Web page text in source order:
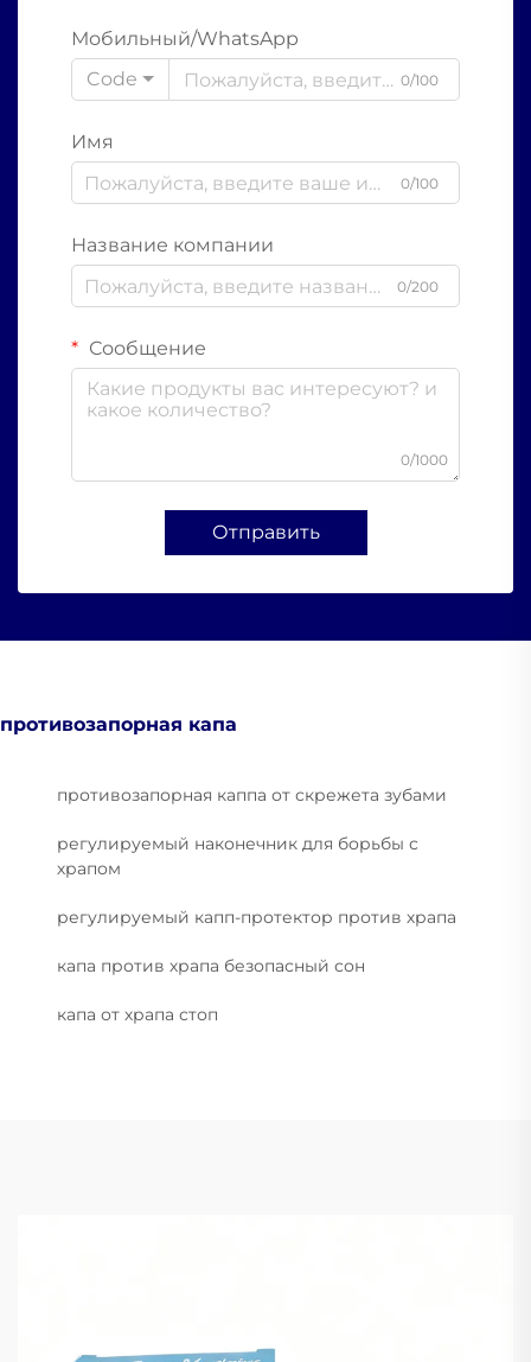
Мобильный/WhatsApp
Code
0/100
Имя
0/100
Название компании
0/200
Сообщение
0/1000
Отправить
противозапорная капа
противозапорная каппа от скрежета зубами
регулируемый наконечник для борьбы с
храпом
регулируемый капп-протектор против храпа
капа против храпа безопасный сон
капа от храпа стоп